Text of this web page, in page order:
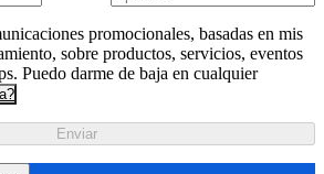
promocionales, basadas en mis
sobre productos, servicios, eventos
Puedo darme de baja en cualquier
Enviar